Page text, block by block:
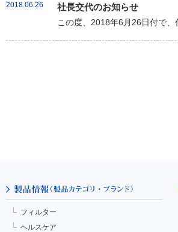
2018.06.26 社長交代のお知らせ
この度、2018年6月26日付で
フィルター
ヘルスケア